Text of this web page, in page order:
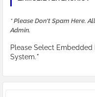
* Please Don't Spam Here.
Admin.
Please Select Embedded
System.*